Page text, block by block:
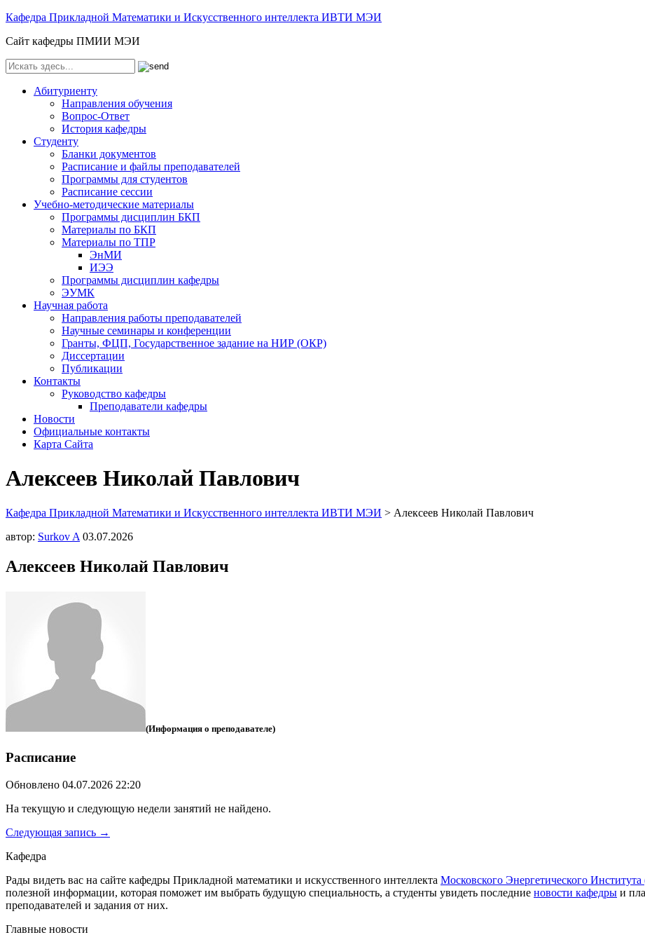
Кафедра Прикладной Математики и Искусственного интеллекта ИВТИ МЭИ
Сайт кафедры ПМИИ МЭИ
Абитуриенту
Направления обучения
Вопрос-Ответ
История кафедры
Студенту
Бланки документов
Расписание и файлы преподавателей
Программы для студентов
Расписание сессии
Учебно-методические материалы
Программы дисциплин БКП
Материалы по БКП
Материалы по ТПР
ЭнМИ
ИЭЭ
Программы дисциплин кафедры
ЭУМК
Научная работа
Направления работы преподавателей
Научные семинары и конференции
Гранты, ФЦП, Государственное задание на НИР (ОКР)
Диссертации
Публикации
Контакты
Руководство кафедры
Преподаватели кафедры
Новости
Официальные контакты
Карта Сайта
Алексеев Николай Павлович
Кафедра Прикладной Математики и Искусственного интеллекта ИВТИ МЭИ > Алексеев Николай Павлович
автор: Surkov A 03.07.2026
Алексеев Николай Павлович
(Информация о преподавателе)
Расписание
Обновлено 04.07.2026 22:20
На текущую и следующую недели занятий не найдено.
Следующая запись →
Кафедра
Рады видеть вас на сайте кафедры Прикладной математики и искусственного интеллекта Московского Энергетического
полезной информации, которая поможет им выбрать будущую специальность, а студенты увидеть последние новости кафедры и
преподавателей и задания от них.
Главные новости